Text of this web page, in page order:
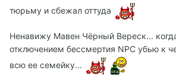
тюрьму и сбежал оттуда
Ненавижу Мавен Чёрный Вереск...
отключением бессмертия NPC убью к
всю ее семейку...